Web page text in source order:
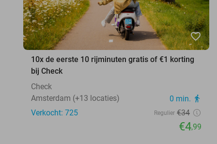
favorite_border
10x de eerste 10 rijminuten gratis of €1 korting
bij Check
Check
Amsterdam (+13 locaties)
0 min. directions_walk
Verkocht: 725 Regulier €34
€4,99